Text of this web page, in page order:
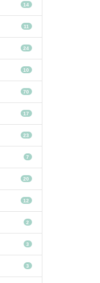
14
11
24
10
70
17
23
7
20
12
2
3
3